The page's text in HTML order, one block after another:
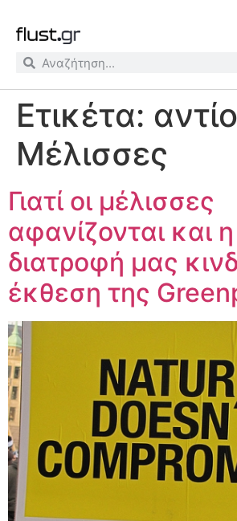
Ετικέτα: αντίο
Μέλισσες
Γιατί οι μέλισσες
αφανίζονται και η
διατροφή μας
έκθεση της